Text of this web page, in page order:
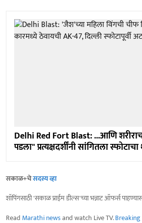
Delhi Red Fort Blast: ...आणि
पडला" प्रत्यक्षदर्शींनी सांगितला
सकाळ+चेसदस्य व्हा
शॉपिंगसाठी 'सकाळ प्राईम डील्स'च्या भन्नाट ऑफर्स
Read Marathi newsand watch Live TV.